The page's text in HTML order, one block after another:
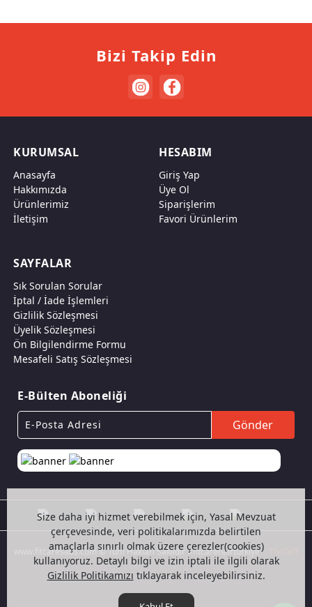
Size daha iyi hizmet verebilmek için, Yasal Mevzuat
çerçevesinde, veri politikalarımızda belirtilen
amaçlarla sınırlı olmak üzere çerezler(cookies)
kullanıyoruz. Detaylı bilgi ve izin iptali ile ilgili olarak
Gizlilik Politikamızı tıklayarak inceleyebilirsiniz.
Bizi Takip Edin
KURUMSAL
Anasayfa
Hakkımızda
Ürünlerimiz
İletişim
HESABIM
Giriş Yap
Üye Ol
Siparişlerim
Favori Ürünlerim
SAYFALAR
Sık Sorulan Sorular
İptal / İade İşlemleri
Gizlilik Sözleşmesi
Üyelik Sözleşmesi
Ön Bilgilendirme Formu
Mesafeli Satış Sözleşmesi
E-Bülten Aboneliği
Gönder
www.fitcaresatis.com © Tüm Hakları Saklıdır #fitcarehairturkiye